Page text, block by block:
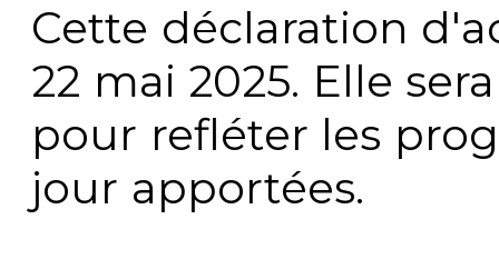
Cette déclaration
22 mai 2025. Elle
pour refléter les
jour apportées.